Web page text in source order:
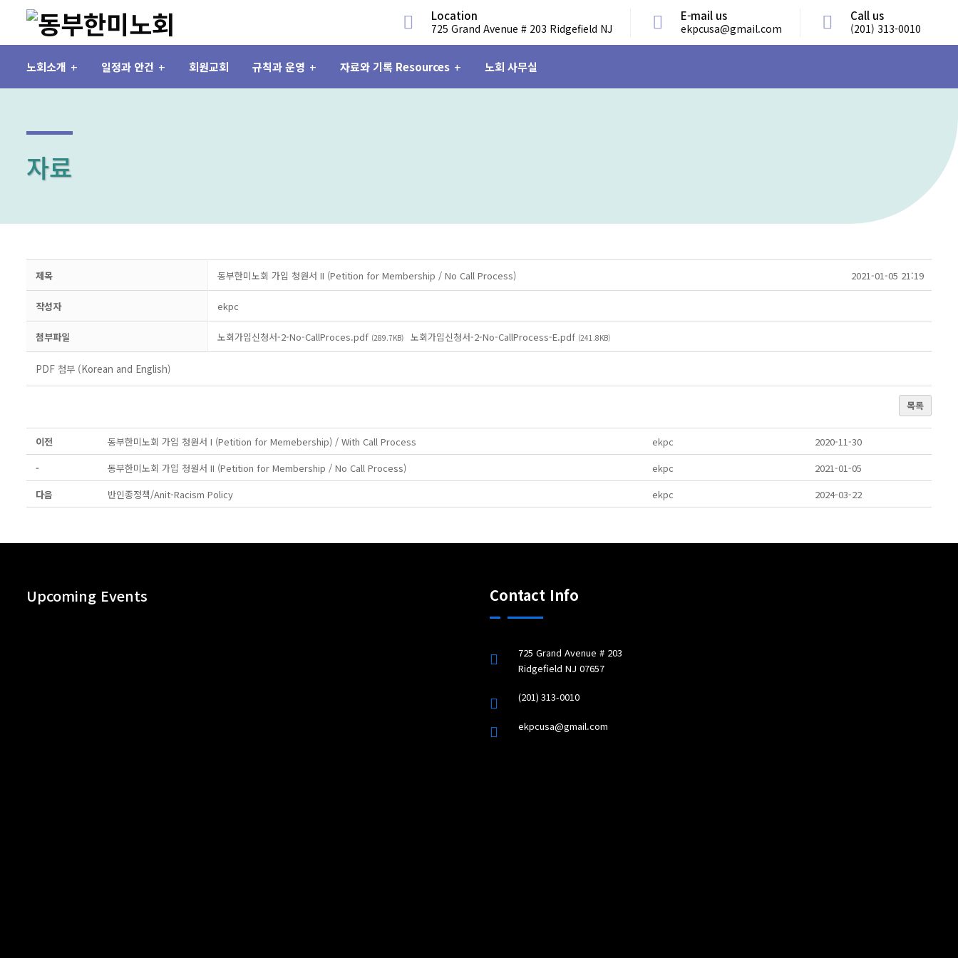
Location
725 Grand Avenue # 203 Ridgefield NJ
E-mail us
ekpcusa@gmail.com
Call us
(201) 313-0010
노회소개 일정과 안건 회원교회 규칙과 운영 자료와 기록 Resources 노회 사무실
자료
제목 동부한미노회 가입 청원서 II (Petition for Membership / No Call Process) 2021-01-05 21:19
작성자 ekpc
첨부파일 노회가입신청서-2-No-CallProces.pdf (289.7KB) 노회가입신청서-2-No-CallProcess-E.pdf (241.8KB)
PDF 첨부 (Korean and English)
목록
이전 동부한미노회 가입 청원서 I (Petition for Memebership) / With Call Process ekpc
2020-11-30
-
동부한미노회 가입 청원서 II (Petition for Membership / No Call Process) ekpc
2021-01-05
다음
반인종정책/Anit-Racism Policy ekpc 2024-03-22
Upcoming Events Contact Info
725 Grand Avenue # 203
Ridgefield NJ 07657
(201) 313-0010
ekpcusa@gmail.com